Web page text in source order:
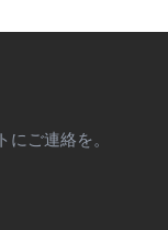
ご連絡を。